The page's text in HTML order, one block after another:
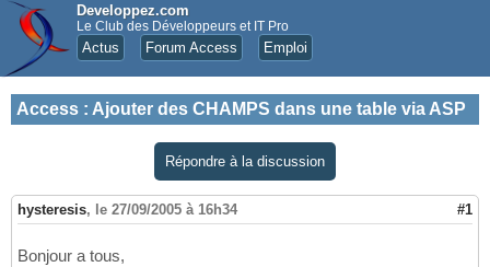
Developpez.com
Le Club des Développeurs et IT Pro
Actus Forum Access Emploi
Access : Ajouter des CHAMPS dans une table via ASP
Répondre à la discussion
hysteresis, le 27/09/2005 à 16h34 #1
Bonjour a tous,